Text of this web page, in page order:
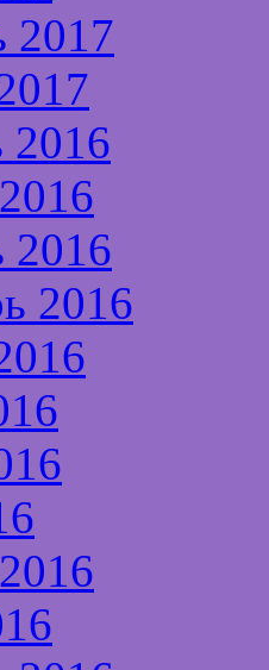
2017
2016
2016
2016